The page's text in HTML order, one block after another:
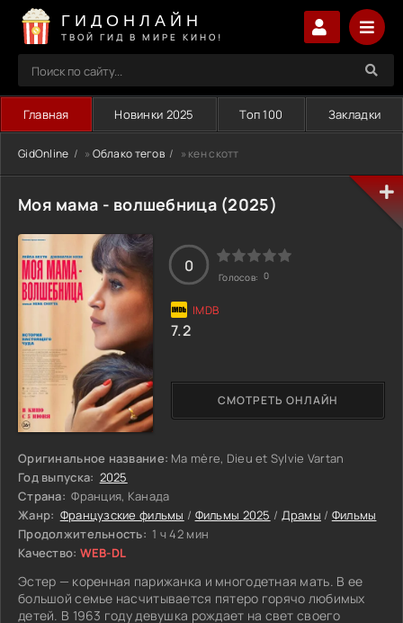
ГИДОНЛАЙН
ТВОЙ ГИД В МИРЕ КИНО!
Главная Новинки 2025 Топ 100 Закладки
GidOnline » Облако тегов » кен скотт
Моя мама - волшебница (2025)
Оригинальное название: Ma mère, Dieu et Sylvie Vartan
Год выпуска: 2025
Страна: Франция, Канада
Жанр: Французские фильмы / Фильмы 2025 / Драмы / Фильмы
Продолжительность: 1 ч 42 мин
Качество: WEB-DL
Эстер — коренная парижанка и многодетная мать. В ее
большой семье насчитывается пятеро горячо любимых
детей. В 1963 году девушка рождает на свет своего
СМОТРЕТЬ ОНЛАЙН
0
Голосов: 0
7.2